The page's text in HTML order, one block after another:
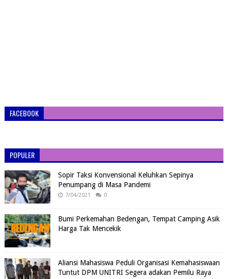
FACEBOOK
POPULER
Sopir Taksi Konvensional Keluhkan Sepinya
Penumpang di Masa Pandemi
7/04/2021 0
Bumi Perkemahan Bedengan, Tempat Camping Asik
Harga Tak Mencekik
Aliansi Mahasiswa Peduli Organisasi Kemahasiswaan
Tuntut DPM UNITRI Segera adakan Pemilu Raya